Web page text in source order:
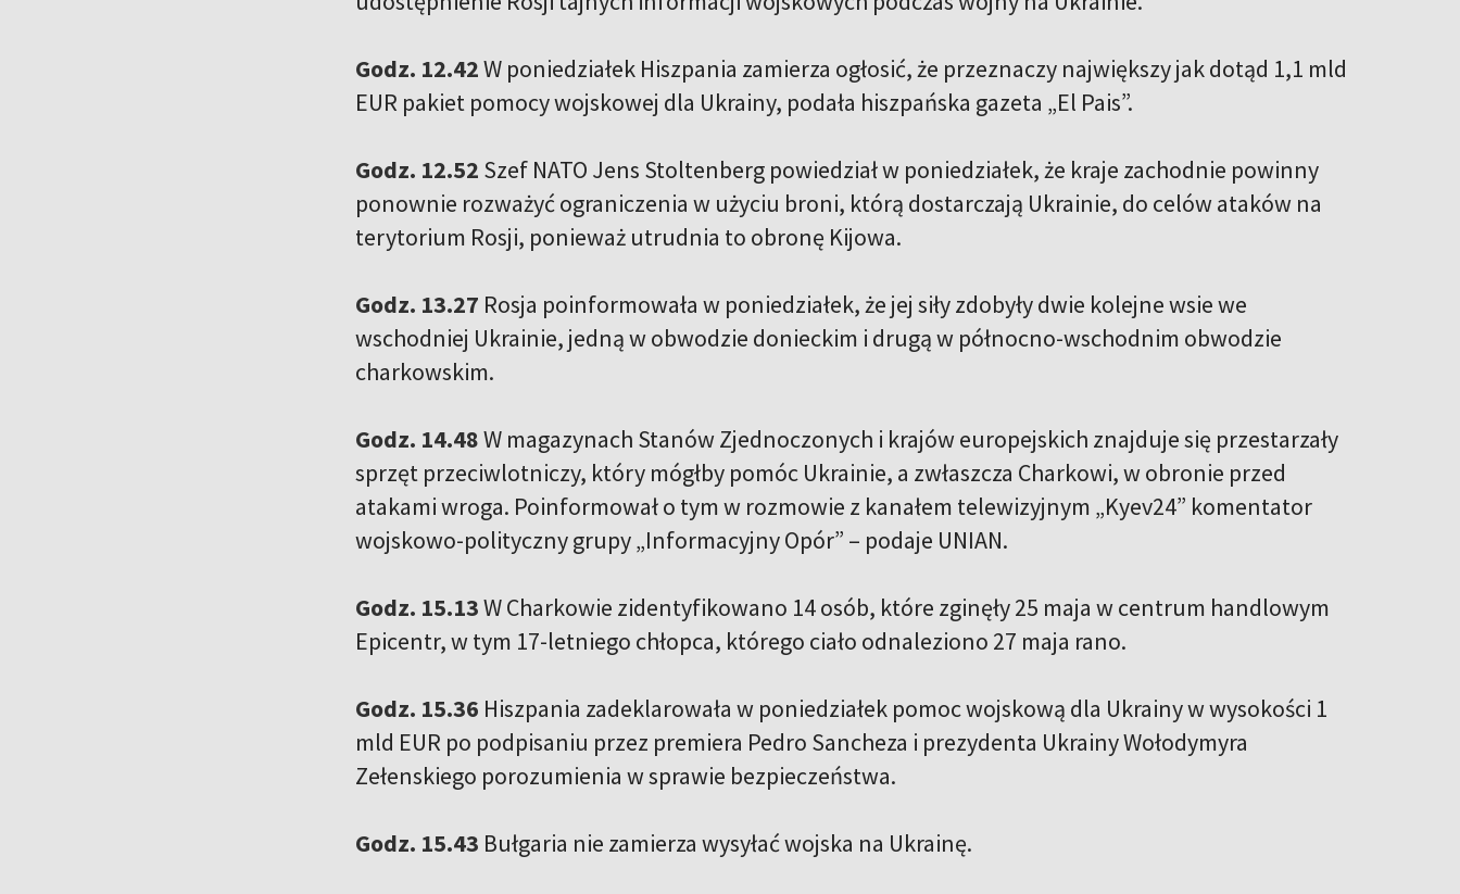
Godz. 12.42W poniedziałek Hiszpania zamierza ogłosić, że przeznaczy największy jak dotąd 1,1 mld
EUR pakiet pomocy wojskowej dla Ukrainy, podała hiszpańska gazeta „El Pais”.
Godz. 12.52 Szef NATO Jens Stoltenberg powiedział w poniedziałek, że kraje zachodnie powinny
ponownie rozważyć ograniczenia w użyciu broni, którą dostarczają Ukrainie, do celów ataków na
terytorium Rosji, ponieważ utrudnia to obronę Kijowa.
Godz. 13.27 Rosja poinformowała w poniedziałek, że jej siły zdobyły dwie kolejne wsie we
wschodniej Ukrainie, jedną w obwodzie donieckim i drugą w północno-wschodnim obwodzie
charkowskim.
Godz. 14.48W magazynach Stanów Zjednoczonych i krajów europejskich znajduje się przestarzały
sprzęt przeciwlotniczy, który mógłby pomóc Ukrainie, a zwłaszcza Charkowi, w obronie przed
atakami wroga. Poinformował o tym w rozmowie z kanałem telewizyjnym „Kyev24” komentator
wojskowo-polityczny grupy „Informacyjny Opór” – podaje UNIAN.
Godz. 15.13W Charkowie zidentyfikowano 14 osób, które zginęły 25 maja w centrum handlowym
Epicentr, w tym 17-letniego chłopca, którego ciało odnaleziono 27 maja rano.
Godz. 15.36 Hiszpania zadeklarowała w poniedziałek pomoc wojskową dla Ukrainy w wysokości 1
mld EUR po podpisaniu przez premiera Pedro Sancheza i prezydenta Ukrainy Wołodymyra
Zełenskiego porozumienia w sprawie bezpieczeństwa.
Godz. 15.43 Bułgaria nie zamierza wysyłać wojska na Ukrainę.